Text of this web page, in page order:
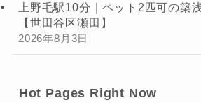
上野毛駅10分｜ペット2匹可の築
【世田谷区瀬田】
2026年8月3日
Hot Pages Right Now